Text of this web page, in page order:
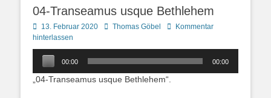
04-Transeamus usque Bethlehem
Posted
on
13. Februar 2020 AutorThomas Göbel
Kommentar
hinterlassen
Audio-
Player
00:00 00:00
„04-Transeamus usque Bethlehem“.